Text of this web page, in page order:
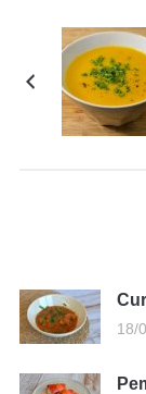
18/